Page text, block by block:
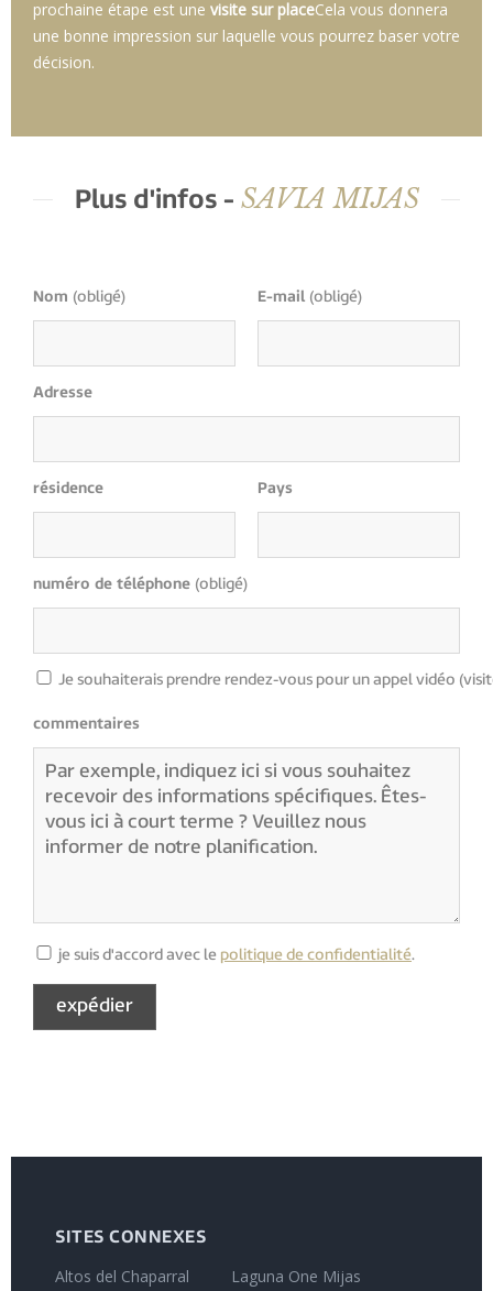
prochaine étape est une visite sur placeCela vous donnera
une bonne impression sur laquelle vous pourrez baser votre
décision.
Plus d'infos - SAVIA MIJAS
Nom (obligé) E-mail (obligé)
Adresse
résidence Pays
numéro de téléphone (obligé)
Je souhaiterais prendre rendez-vous pour un appel vidéo
commentaires
je suis d'accord avec le politique de confidentialité.
SITES CONNEXES
Altos del Chaparral
Laguna One Mijas